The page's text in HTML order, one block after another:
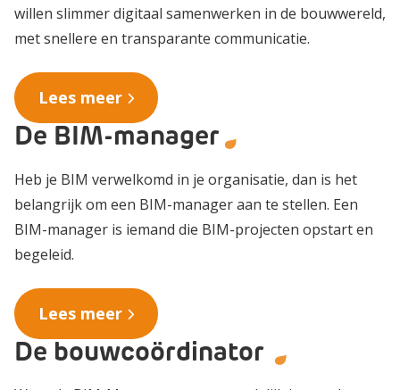
willen slimmer digitaal samenwerken in de bouwwereld,
met snellere en transparante communicatie.
Lees meer
De BIM-manager
Heb je BIM verwelkomd in je organisatie, dan is het
belangrijk om een BIM-manager aan te stellen. Een
BIM-manager is iemand die BIM-projecten opstart en
begeleid.
Lees meer
De bouwcoördinator